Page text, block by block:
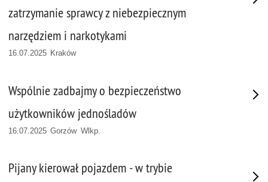
zatrzymanie sprawcy z niebezpiecznym
narzędziem i narkotykami
16.07.2025 Kraków
Wspólnie zadbajmy o bezpieczeństwo
użytkowników jednośladów
16.07.2025 Gorzów Wlkp.
Pijany kierował pojazdem - w trybie